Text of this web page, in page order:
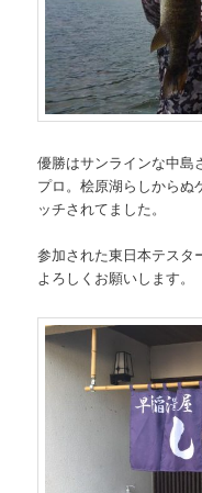
優勝はサンラインな中島
プロ。桧原湖らしからぬ
ッチされてました。
参加された東日本テスタ
よろしくお願いします。